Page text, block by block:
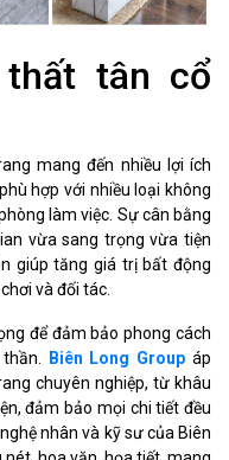
tân cổ
mang đến nhiều lợi ích
hợp với nhiều loại không
làm việc. Sự cân bằng
vừa sang trọng vừa tiện
giúp tăng giá trị bất động
và đối tác.
để đảm bảo phong cách
Biên Long Group áp
chuyên nghiệp, từ khâu
đảm bảo mọi chi tiết đều
nhân và kỹ sư của Biên